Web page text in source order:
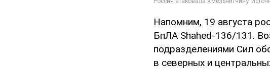
Напомним, 19 августа
БпЛА Shahed-136/131.
подразделениями Сил
в северных и